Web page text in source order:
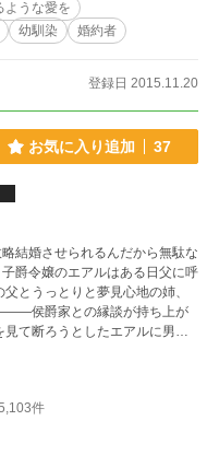
ような愛を
幼馴染 婚約者
登録日 2015.11.20
お気に入り追加 37
結婚させられるんだから無駄な
爵令嬢のエアルはある日父に呼
とうっとりと夢見心地の姉、
侯爵家との縁談が持ち上が
て断ろうとしたエアルに男は
を育むお話。 『夜闇に
す。 この作品のみでも楽し
件